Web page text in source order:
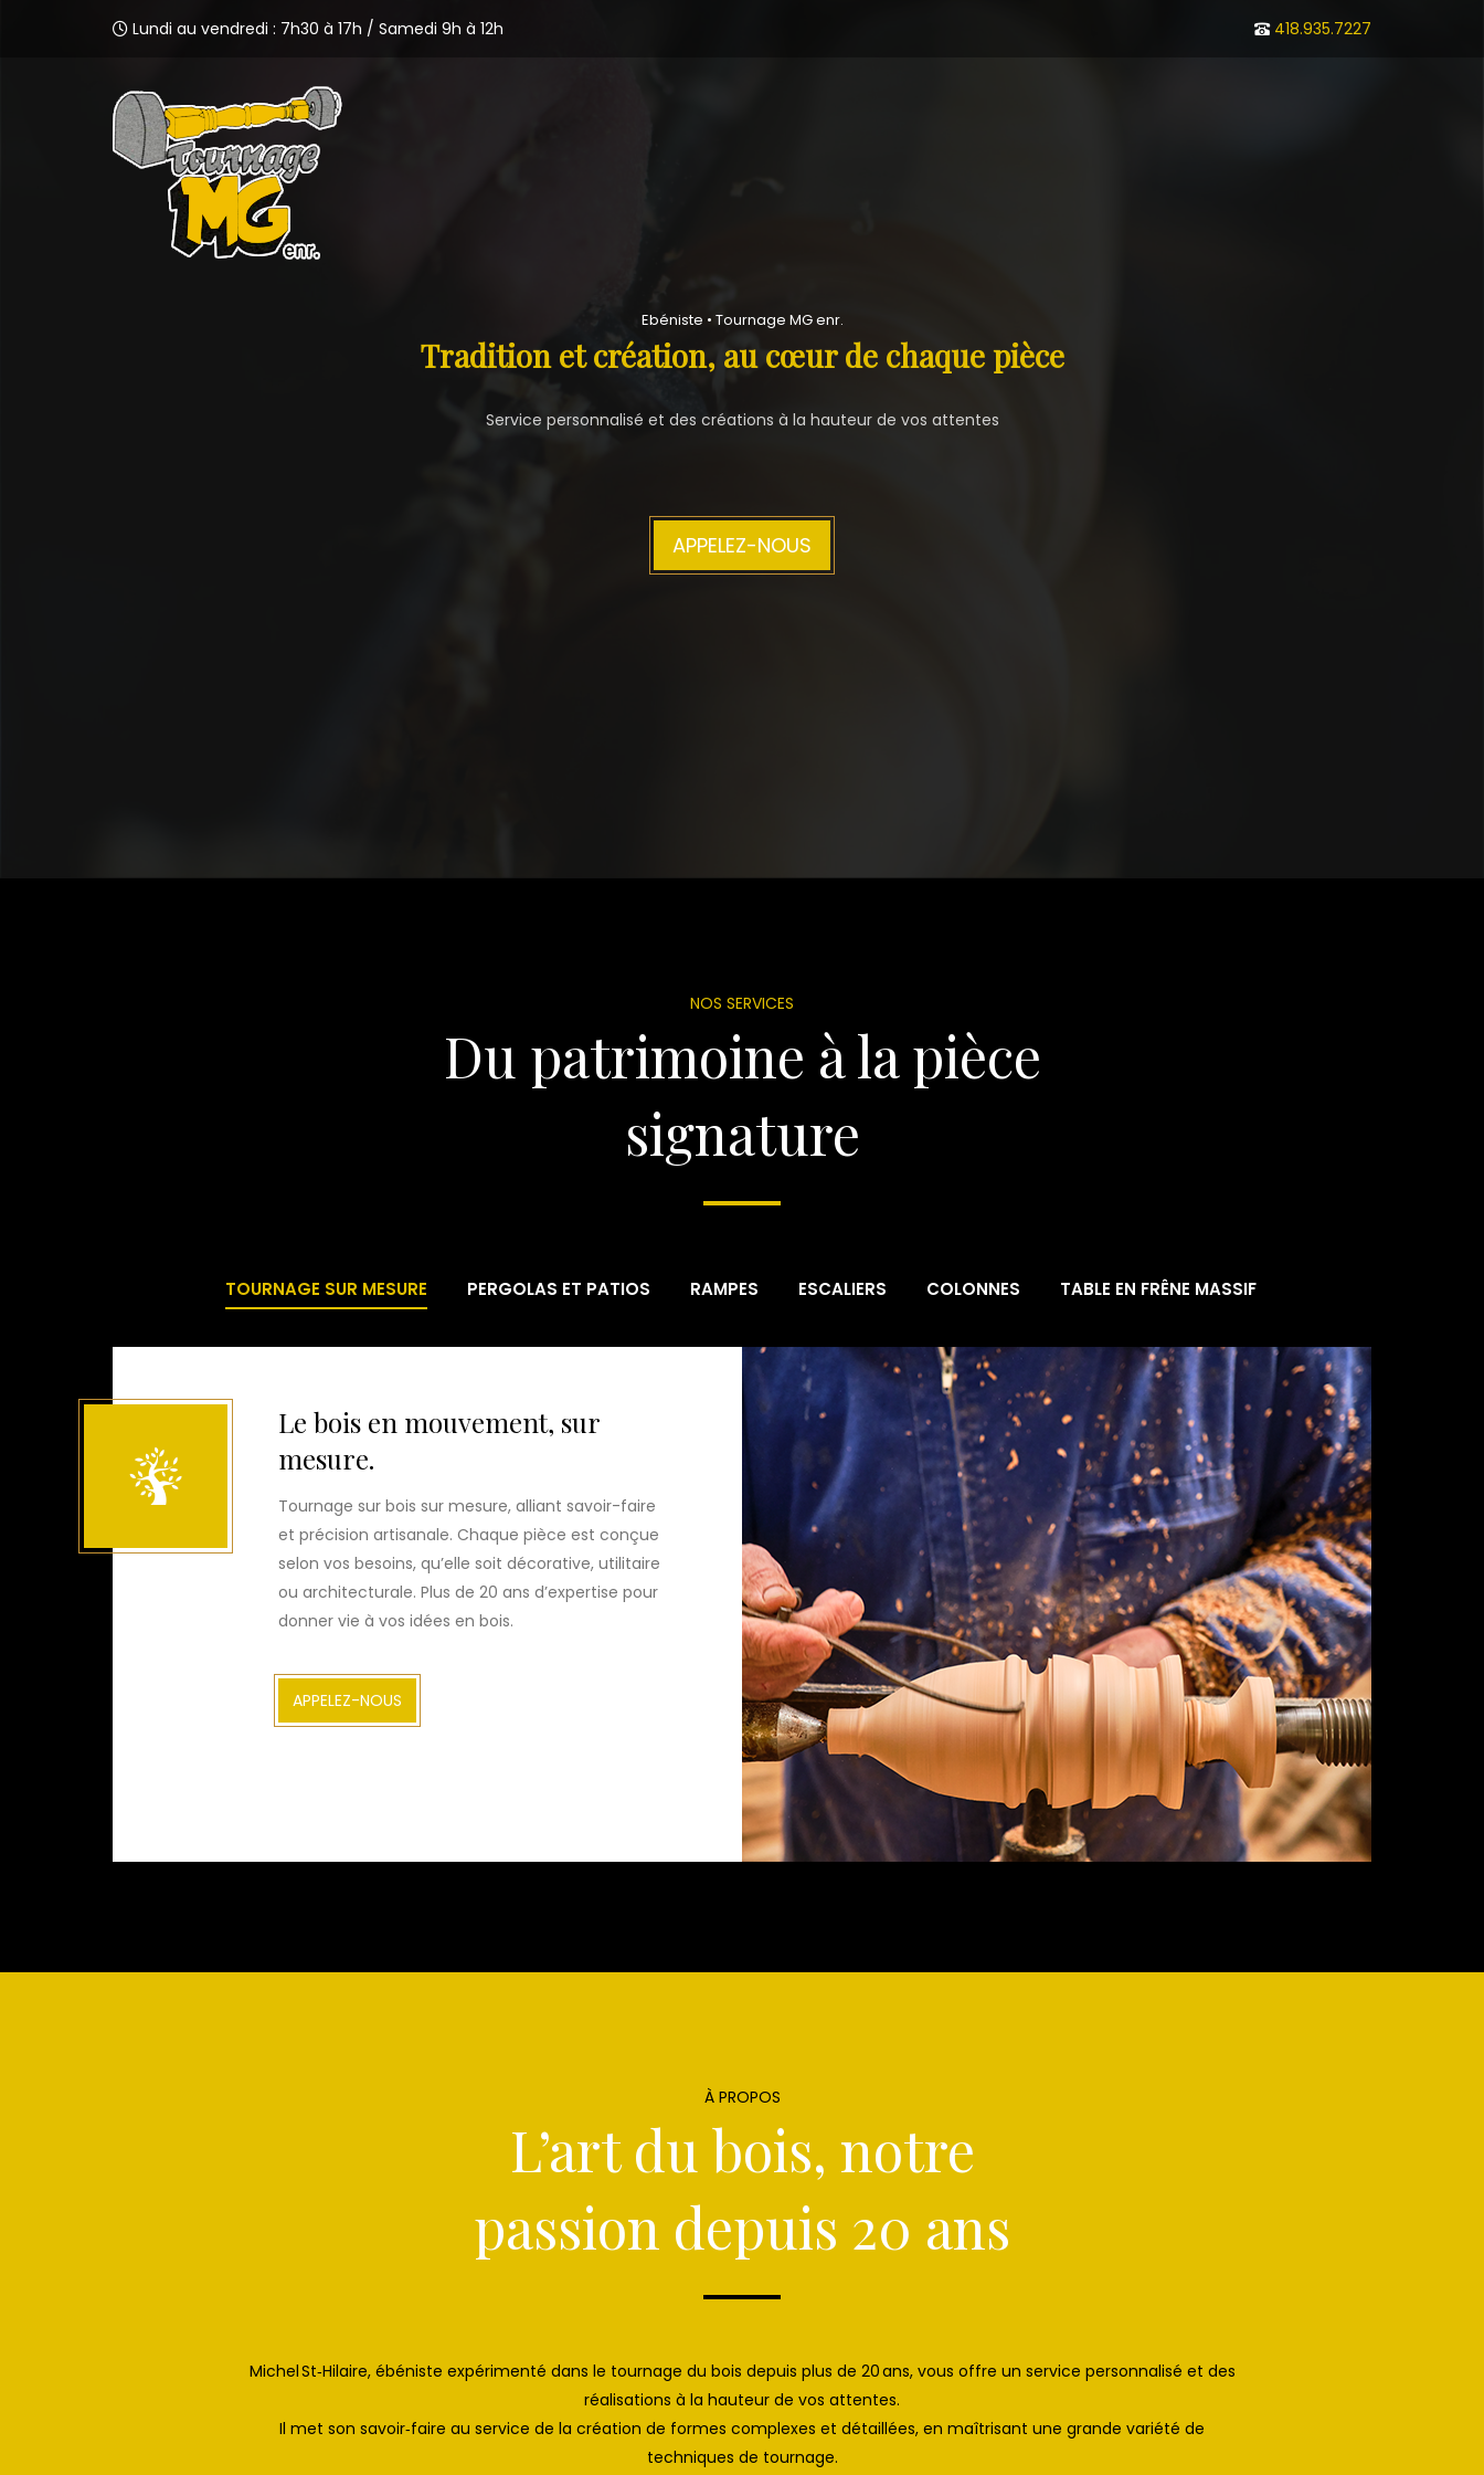
Lundi au vendredi : 7h30 à 17h / Samedi 9h à 12h 418.935.7227
Ebéniste • Tournage MG enr.
Tradition et création, au cœur de chaque pièce
Service personnalisé et des créations à la hauteur de vos attentes
APPELEZ-NOUS
NOS SERVICES
Du patrimoine à la pièce
signature
TOURNAGE SUR MESURE PERGOLAS ET PATIOS RAMPES ESCALIERS COLONNES TABLE EN FRÊNE MASSIF
Le bois en mouvement, sur
mesure.
Tournage sur bois sur mesure, alliant savoir-faire
et précision artisanale. Chaque pièce est conçue
selon vos besoins, qu’elle soit décorative, utilitaire
ou architecturale. Plus de 20 ans d’expertise pour
donner vie à vos idées en bois.
APPELEZ-NOUS
À PROPOS
L’art du bois, notre
passion depuis 20 ans
Michel St‑Hilaire, ébéniste expérimenté dans le tournage du bois depuis plus de 20 ans, vous offre un service personnalisé et des
réalisations à la hauteur de vos attentes.
Il met son savoir‑faire au service de la création de formes complexes et détaillées, en maîtrisant une grande variété de
techniques de tournage.